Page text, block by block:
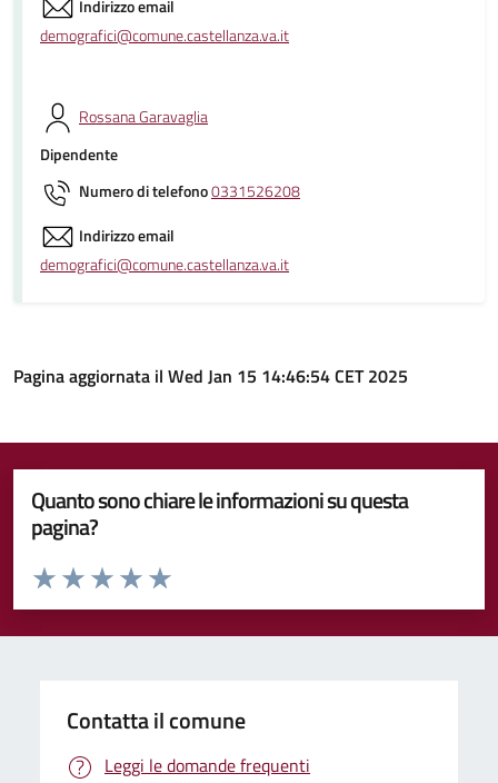
Indirizzo email
demografici@comune.castellanza.va.it
Rossana Garavaglia
Dipendente
Numero di telefono0331526208
Indirizzo email
demografici@comune.castellanza.va.it
Pagina aggiornata il Wed Jan 15 14:46:54 CET 2025
Quanto sono chiare le informazioni su questa
pagina?
Valuta da 1 a 5 stelle la pagina
Valuta 5 stelle su 5
Valuta 4 stelle su 5
Valuta 3 stelle su 5
Valuta 2 stelle su 5
Valuta 1 stelle su 5
Contatta il comune
Leggi le domande frequenti